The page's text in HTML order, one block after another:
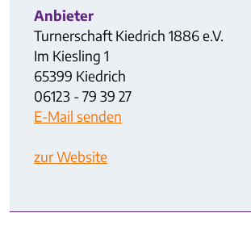
Anbieter
Turnerschaft Kiedrich 1886 e.V.
Im Kiesling 1
65399 Kiedrich
06123 - 79 39 27
E-Mail senden
zur Website